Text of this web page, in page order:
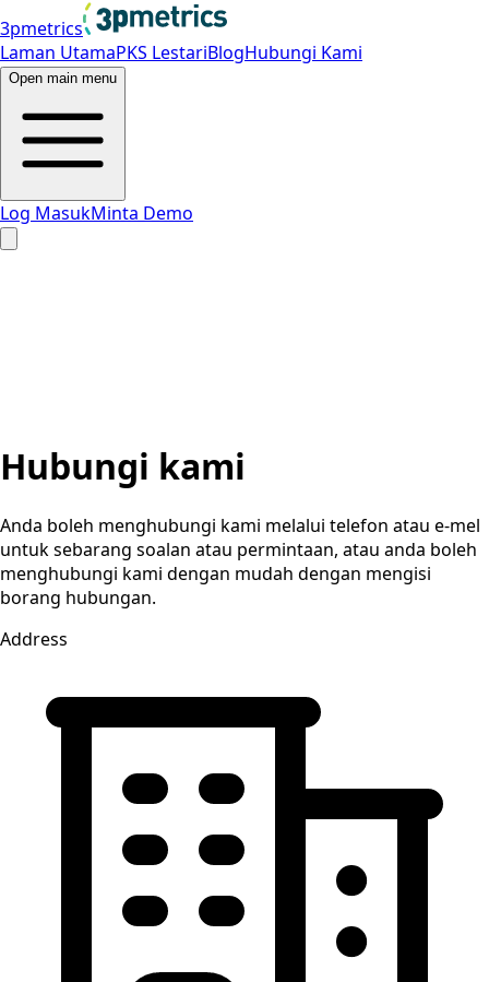
3pmetrics
Laman UtamaPKS LestariBlogHubungi Kami
Open main menu
Log MasukMinta Demo
Hubungi kami
Anda boleh menghubungi kami melalui telefon atau e-mel
untuk sebarang soalan atau permintaan, atau anda boleh
menghubungi kami dengan mudah dengan mengisi
borang hubungan.
Address